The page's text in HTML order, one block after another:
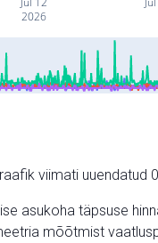
2026
viimati uuendatud
asukoha täpsuse
mõõtmist